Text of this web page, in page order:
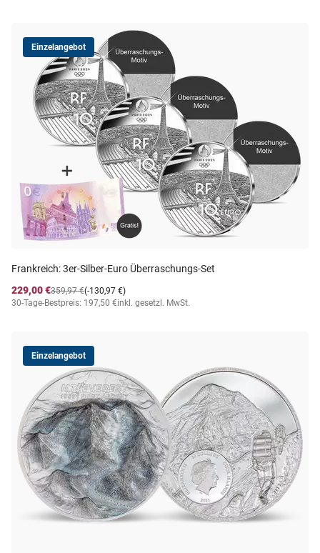
Einzelangebot
Frankreich: 3er-Silber-Euro Überraschungs-Set
229,00 €
(-130,97 €)
359,97 €
30-Tage-Bestpreis: 197,50 €inkl. gesetzl. MwSt.
Einzelangebot